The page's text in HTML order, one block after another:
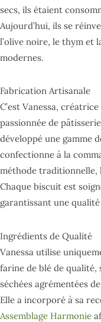
secs, ils étaient
Aujourd’hui, ils se
l’olive noire, le thym et
modernes.
Fabrication Artisanale
C’est Vanessa, créatrice
passionnée de
développé une gamme
confectionne à la
méthode traditionnelle,
Chaque biscuit est
garantissant une
Ingrédients de Qualité
Vanessa utilise
farine de blé de qualité,
séchées agrémentées
Elle a incorporé à sa
Assemblage Harmonie